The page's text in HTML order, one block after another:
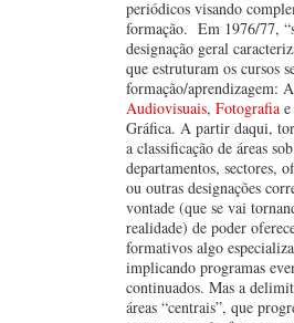
periódicos visando
formação. Em 1976/77,
designação geral
que estruturam os cursos
formação/aprendizagem:
Audiovisuais, Fotografia
Gráfica. A partir daqui,
a classificação de áreas
departamentos, sectores,
ou outras designações
vontade (que se vai
realidade) de poder
formativos algo
implicando programas
continuados. Mas a
áreas “centrais”, que